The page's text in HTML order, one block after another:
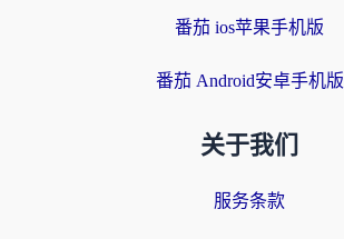
番茄 ios苹果手机版
番茄 Android安卓手机版
关于我们
服务条款